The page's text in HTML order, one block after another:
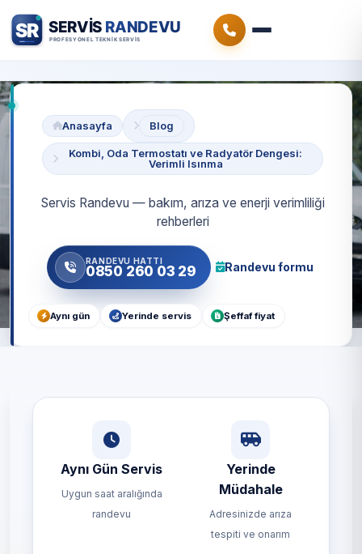
Anasayfa Blog
Kombi, Oda Termostatı ve Radyatör Dengesi:
Verimli Isınma
Servis Randevu — bakım, arıza ve enerji verimliliği
rehberleri
RANDEVU HATTI
0850 260 03 29 Randevu formu
Aynı gün Yerinde servis Şeffaf fiyat
Aynı Gün Servis
Uygun saat aralığında
randevu
Yerinde
Müdahale
Adresinizde arıza
tespiti ve onarım